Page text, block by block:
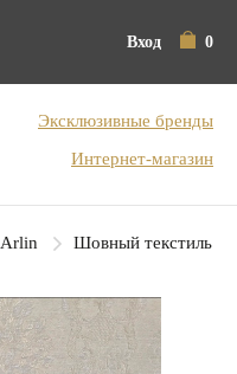
Вход 0
Эксклюзивные бренды
Интернет-магазин
Arlin Шовный текстиль